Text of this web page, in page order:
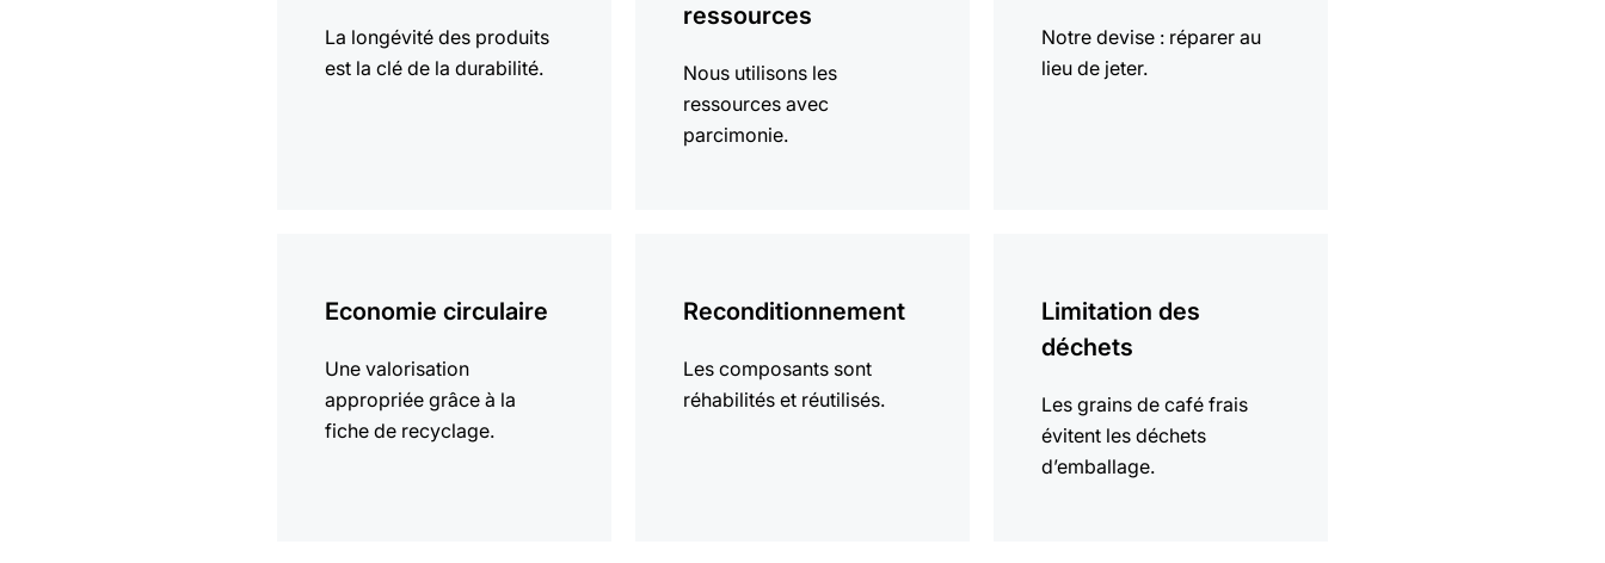
La longévité des produits
est la clé de la durabilité.
ressources
Nous utilisons les
ressources avec
parcimonie.
Notre devise : réparer au
lieu de jeter.
Economie circulaire
Une valorisation
appropriée grâce à la
fiche de recyclage.
Reconditionnement
Les composants sont
réhabilités et réutilisés.
Limitation des
déchets
Les grains de café frais
évitent les déchets
d’emballage.